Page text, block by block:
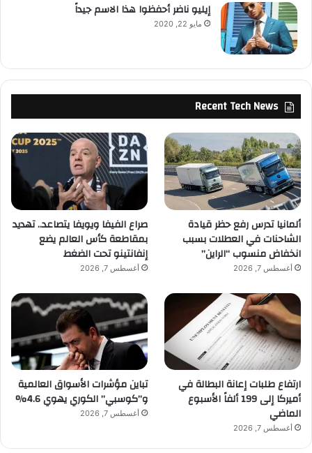
إيليو ناضر أحفظوا هذا الاسم جيداً
مايو 22, 2020
Recent Tech News
ألمانيا تدرس رفع حظر قيادة
الشاحنات في العطلات بسبب
انخفاض منسوب “الراين”
أغسطس 7, 2026
صراع الفيفا ويويفا يتصاعد.. تهديد
بمقاطعة كأس العالم يضع
إنفانتينو تحت الضغط
أغسطس 7, 2026
ارتفاع طلبات إعانة البطالة في
أميركا إلى 199 ألفاً الأسبوع
الماضي
أغسطس 7, 2026
تباين مؤشرات الأسواق العالمية
و”كوسبي” الكوري يهوي 4.6%
أغسطس 7, 2026